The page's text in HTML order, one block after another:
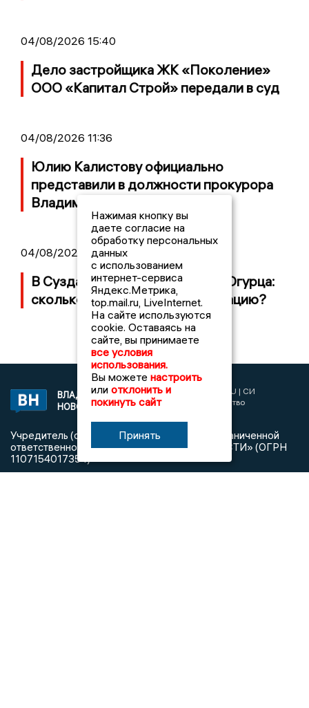
04/08/2026 15:40
Дело застройщика ЖК «Поколение»
ООО «Капитал Строй» передали в суд
04/08/2026 11:36
Юлию Калистову официально
представили в должности прокурора
Владимирской области
04/08/2026 09:01
В Суздале прошёл Фестиваль Огурца:
сколько потратили на организацию?
ВЛАДИМИРСКИЕ
НОВОСТИ
2017 © NEWSVLADIMIR.RU | СИ
«Информационное агентство
Учредитель (соучредители): Общество с ограниченной
ответственностью «РЕГИОНАЛЬНЫЕ НОВОСТИ» (ОГРН
1107154017354)
Нажимая кнопку вы
даете согласие на
обработку персональных
данных
с использованием
интернет-сервиса
Яндекс.Метрика,
top.mail.ru, LiveInternet.
На сайте используются
cookie. Оставаясь на
сайте, вы принимаете
все условия
использования.
Вы можете настроить
или отклонить и
покинуть сайт
Принять